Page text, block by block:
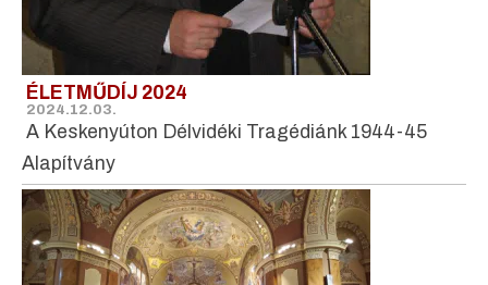
ÉLETMŰDÍJ 2024
2024.12.03.
A Keskenyúton Délvidéki Tragédiánk 1944-45
Alapítvány